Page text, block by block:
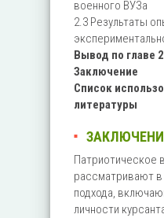
военного ВУЗа
2.3 Результаты
Вывод по главе 2
Заключение
Список
литературы
Патриотическое
рассматривают
подхода,
личности